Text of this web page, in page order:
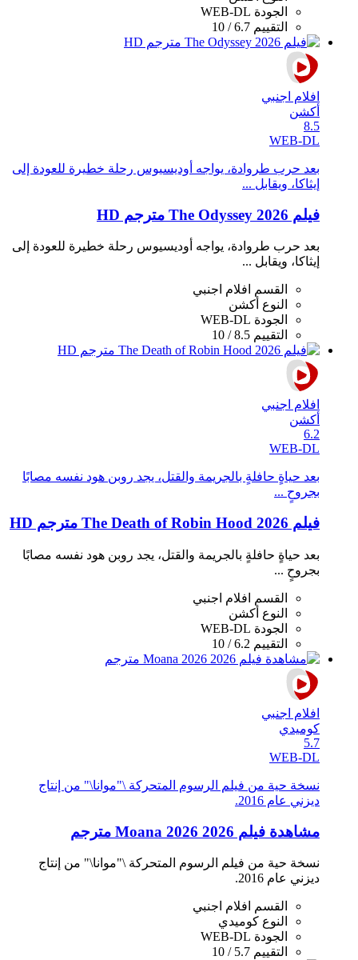
الجودة WEB-DL
التقييم 6.7 / 10
افلام اجنبي
أكشن
8.5
WEB-DL
بعد حرب طروادة، يواجه أوديسيوس رحلة خطيرة للعودة إلى
إيثاكا، ويقابل ...
فيلم The Odyssey 2026 مترجم HD
بعد حرب طروادة، يواجه أوديسيوس رحلة خطيرة للعودة إلى
إيثاكا، ويقابل ...
القسم افلام اجنبي
النوع أكشن
الجودة WEB-DL
التقييم 8.5 / 10
افلام اجنبي
أكشن
6.2
WEB-DL
بعد حياةٍ حافلةٍ بالجريمة والقتل، يجد روبن هود نفسه مصابًا
بجروحٍ ...
فيلم The Death of Robin Hood 2026 مترجم HD
بعد حياةٍ حافلةٍ بالجريمة والقتل، يجد روبن هود نفسه مصابًا
بجروحٍ ...
القسم
افلام اجنبي
النوع أكشن
الجودة WEB-DL
التقييم 6.2 / 10
افلام اجنبي
كوميدي
5.7
WEB-DL
نسخة حية من فيلم الرسوم المتحركة \"موانا\" من إنتاج
ديزني عام 2016.
مشاهدة فيلم Moana 2026 2026 مترجم
نسخة حية من فيلم الرسوم المتحركة \"موانا\" من إنتاج
ديزني عام 2016.
القسم
افلام اجنبي
النوع كوميدي
الجودة WEB-DL
التقييم 5.7 / 10